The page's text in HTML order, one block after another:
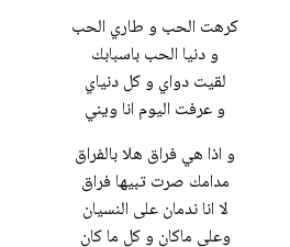
كرهت الحب و طاري الحب
و دنيا الحب باسبابك
لقيت دواي و كل دنياي
و عرفت اليوم انا ويني
و اذا هي فراق هلا بالفراق
مدامك صرت تبيها فراق
لا انا ندمان على النسيان
وعلى ماكان و كل ما كان